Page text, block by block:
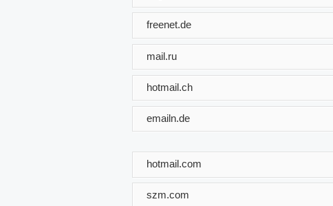
freenet.de
mail.ru
hotmail.ch
emailn.de
hotmail.com
szm.com